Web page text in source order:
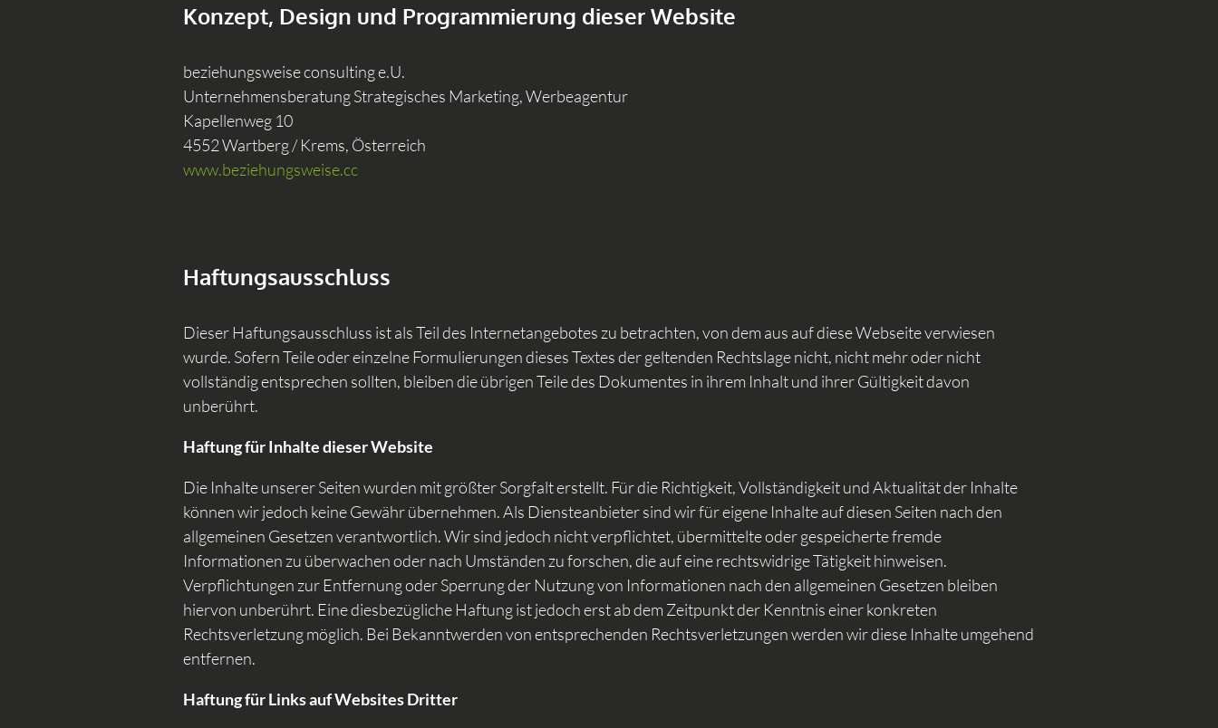
Konzept, Design und Programmierung dieser Website
beziehungsweise consulting e.U.
Unternehmensberatung Strategisches Marketing, Werbeagentur
Kapellenweg 10
4552 Wartberg / Krems, Österreich
www.beziehungsweise.cc
Haftungsausschluss
Dieser Haftungsausschluss ist als Teil des Internetangebotes zu betrachten, von dem aus auf diese Webseite verwiesen
wurde. Sofern Teile oder einzelne Formulierungen dieses Textes der geltenden Rechtslage nicht, nicht mehr oder nicht
vollständig entsprechen sollten, bleiben die übrigen Teile des Dokumentes in ihrem Inhalt und ihrer Gültigkeit davon
unberührt.
Haftung für Inhalte dieser Website
Die Inhalte unserer Seiten wurden mit größter Sorgfalt erstellt. Für die Richtigkeit, Vollständigkeit und Aktualität der Inhalte
können wir jedoch keine Gewähr übernehmen. Als Diensteanbieter sind wir für eigene Inhalte auf diesen Seiten nach den
allgemeinen Gesetzen verantwortlich. Wir sind jedoch nicht verpflichtet, übermittelte oder gespeicherte fremde
Informationen zu überwachen oder nach Umständen zu forschen, die auf eine rechtswidrige Tätigkeit hinweisen.
Verpflichtungen zur Entfernung oder Sperrung der Nutzung von Informationen nach den allgemeinen Gesetzen bleiben
hiervon unberührt. Eine diesbezügliche Haftung ist jedoch erst ab dem Zeitpunkt der Kenntnis einer konkreten
Rechtsverletzung möglich. Bei Bekanntwerden von entsprechenden Rechtsverletzungen werden wir diese Inhalte umgehend
entfernen.
Haftung für Links auf Websites Dritter